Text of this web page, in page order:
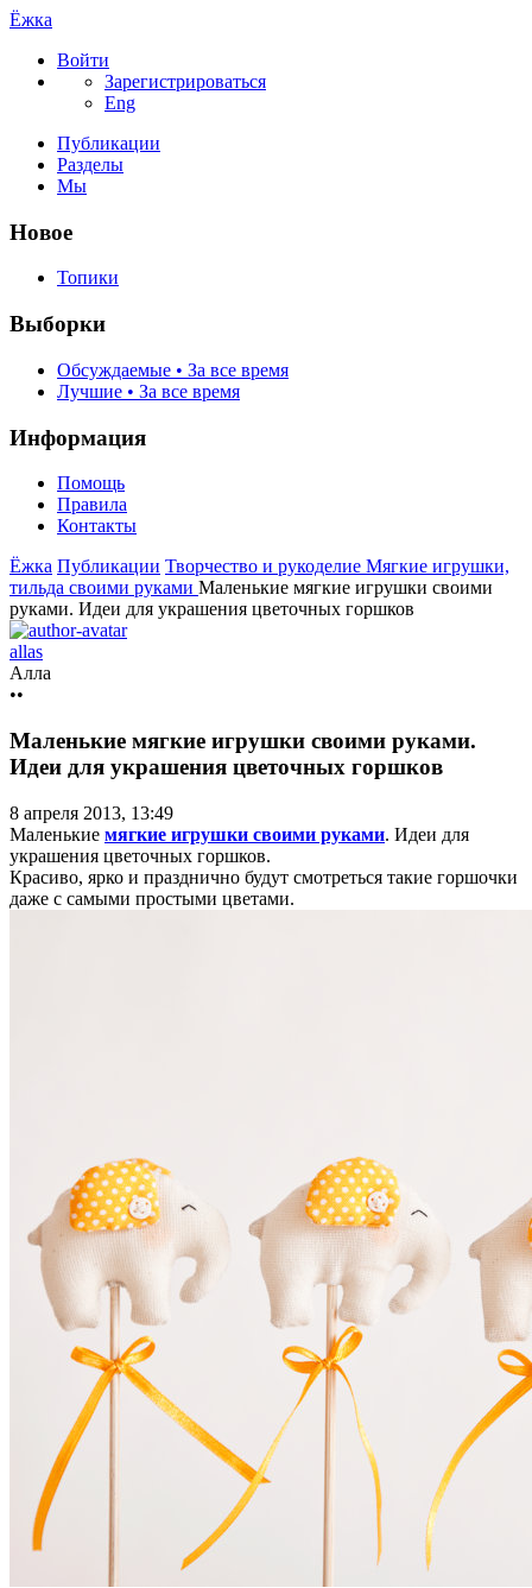
Ёжка
Войти
Зарегистрироваться
Eng
Публикации
Разделы
Мы
Новое
Топики
Выборки
Обсуждаемые • За все время
Лучшие • За все время
Информация
Помощь
Правила
Контакты
Ёжка Публикации Творчество и рукоделие Мягкие игрушки,
тильда своими руками Маленькие мягкие игрушки своими
руками. Идеи для украшения цветочных горшков
allas
Алла
••
Маленькие мягкие игрушки своими руками.
Идеи для украшения цветочных горшков
8 апреля 2013, 13:49
Маленькие мягкие игрушки своими руками. Идеи для
украшения цветочных горшков.
Красиво, ярко и празднично будут смотреться такие горшочки
даже с самыми простыми цветами.